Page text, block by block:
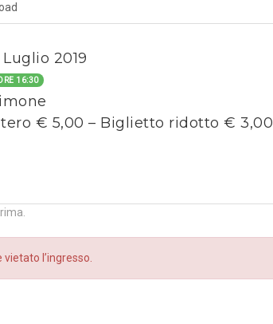
2019
16:30
€ 5,00 – Biglietto ridotto € 3,00
l’ingresso.